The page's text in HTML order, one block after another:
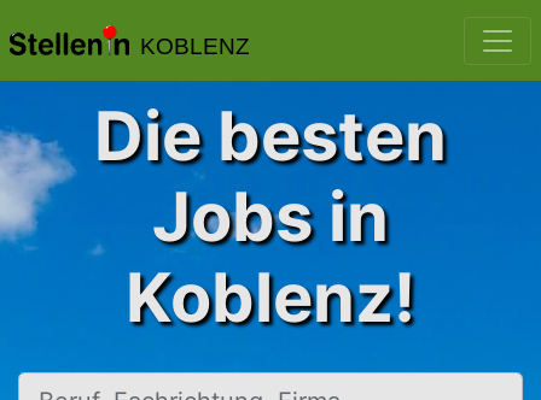
KOBLENZ
Die besten
Jobs in
Koblenz!
Beruf, Fachrichtung, Firma